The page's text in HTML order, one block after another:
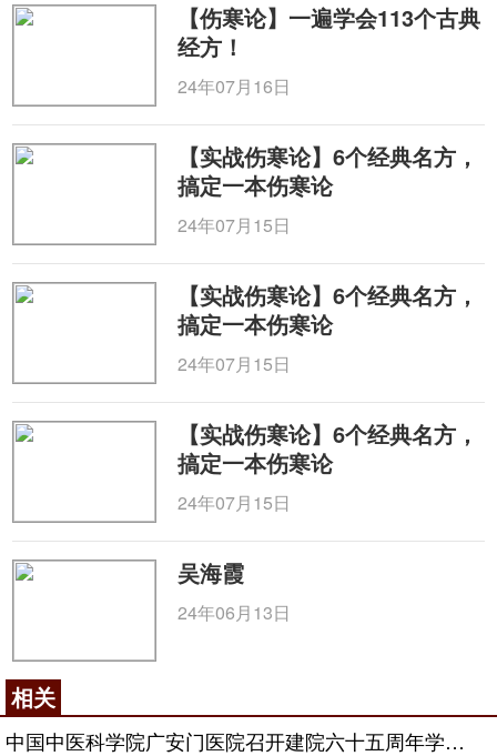
【伤寒论】一遍学会113个古典
经方！
24年07月16日
【实战伤寒论】6个经典名方，
搞定一本伤寒论
24年07月15日
【实战伤寒论】6个经典名方，
搞定一本伤寒论
24年07月15日
【实战伤寒论】6个经典名方，
搞定一本伤寒论
24年07月15日
吴海霞
24年06月13日
相关
中国中医科学院广安门医院召开建院六十五周年学术总结会